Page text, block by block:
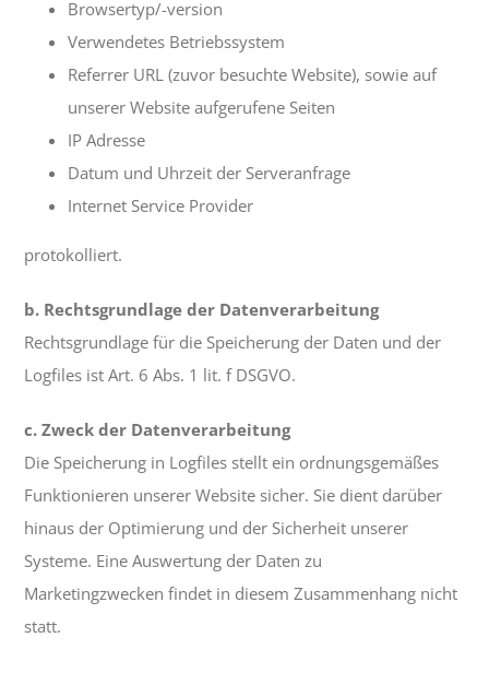
Browsertyp/-version
Verwendetes Betriebssystem
Referrer URL (zuvor besuchte Website), sowie auf
unserer Website aufgerufene Seiten
IP Adresse
Datum und Uhrzeit der Serveranfrage
Internet Service Provider
protokolliert.
b. Rechtsgrundlage der Datenverarbeitung
Rechtsgrundlage für die Speicherung der Daten und der
Logfiles ist Art. 6 Abs. 1 lit. f DSGVO.
c. Zweck der Datenverarbeitung
Die Speicherung in Logfiles stellt ein ordnungsgemäßes
Funktionieren unserer Website sicher. Sie dient darüber
hinaus der Optimierung und der Sicherheit unserer
Systeme. Eine Auswertung der Daten zu
Marketingzwecken findet in diesem Zusammenhang nicht
statt.